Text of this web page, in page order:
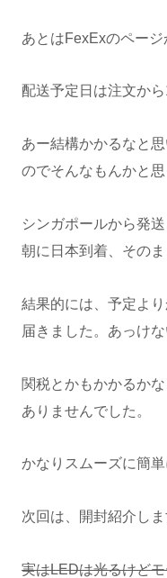
あとはFexExのページ
配送予定日は注文か
あー結構かかるなと
のでそんなもんかと思
シンガポールから発
朝に日本到着、その
結果的には、予定よ
届きました。あっけ
関税とかもかかるか
ありませんでした。
かなりスムーズに簡
次回は、開封紹介しま
実はLEDは光るけど